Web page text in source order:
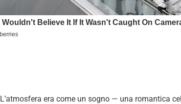
L’atmosfera era come un sogno — una romantica